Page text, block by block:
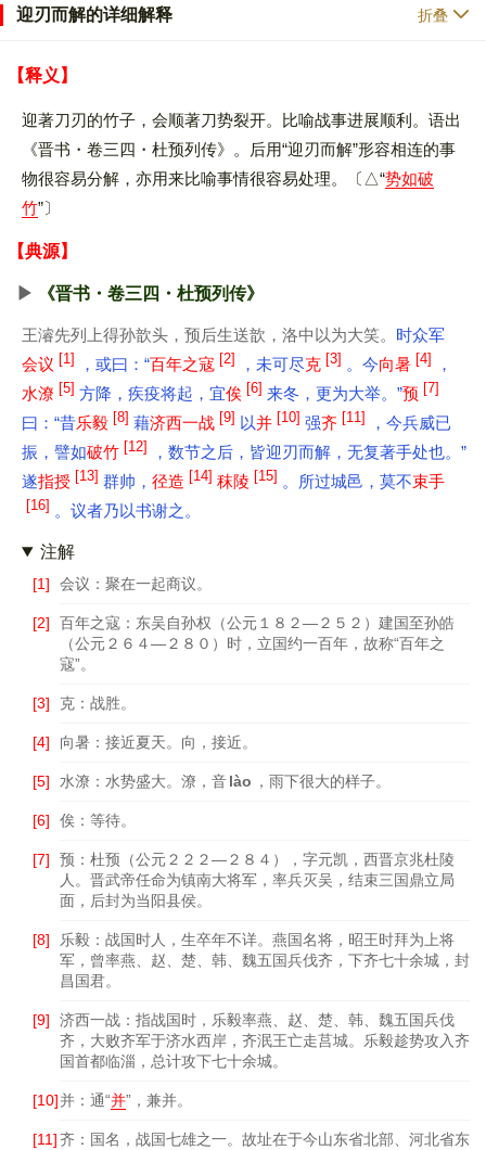
迎刃而解的详细解释 折叠
【释义】
迎著刀刃的竹子，会顺著刀势裂开。比喻战事进展顺利。语出
《晋书・卷三四・杜预列传》。后用“迎刃而解”形容相连的事
物很容易分解，亦用来比喻事情很容易处理。
△“势如破
竹”
【典源】
《晋书・卷三四・杜预列传》
王濬先列上得孙歆头，预后生送歆，洛中以为大笑。 时众军
会议
[1] ，或曰：“百年之寇 [2] ，未可尽克 [3] 。今向暑 [4]
，
水潦
[5] 方降，疾疫将起，宜俟 [6] 来冬，更为大举。”预 [7]
曰：“昔乐毅 [8] 藉济西一战 [9] 以并 [10] 强齐 [11]
，今兵威已
振，譬如破竹 [12]
，数节之后，皆迎刃而解，无复著手处也。”
遂指授 [13] 群帅， 径造 [14] 秣陵 [15] 。所过城邑，莫不束手
[16] 。议者乃以书谢之。
注解
[1] 会议：聚在一起商议。
[2]
百年之寇：东吴自孙权（公元１８２—２５２）建国至孙皓
（公元２６４—２８０）时，立国约一百年，故称“百年之
寇”。
[3] 克：战胜。
[4] 向暑：接近夏天。向，接近。
[5] 水潦：水势盛大。潦，音lào ，雨下很大的样子。
[6] 俟：等待。
[7]
预：杜预（公元２２２—２８４），字元凯，西晋京兆杜陵
人。晋武帝任命为镇南大将军，率兵灭吴，结束三国鼎立局
面，后封为当阳县侯。
[8]
乐毅：战国时人，生卒年不详。燕国名将，昭王时拜为上将
军，曾率燕、赵、楚、韩、魏五国兵伐齐，下齐七十余城，封
昌国君。
[9]
济西一战：指战国时，乐毅率燕、赵、楚、韩、魏五国兵伐
齐，大败齐军于济水西岸，齐泯王亡走莒城。乐毅趁势攻入齐
国首都临淄，总计攻下七十余城。
[10]并：通“并”，兼并。
[11]齐：国名，战国七雄之一。故址在于今山东省北部、河北省东